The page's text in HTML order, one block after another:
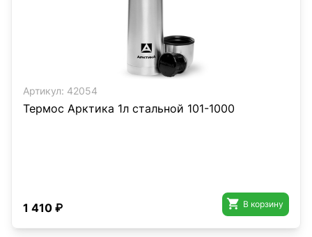
Артикул: 42054
Термос Арктика 1л стальной 101-1000
1 410 ₽  В корзину